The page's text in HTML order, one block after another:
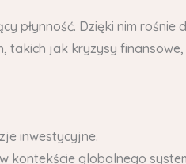
płynność. Dzięki nim
jak kryzysy
inwestycyjne.
globalnego